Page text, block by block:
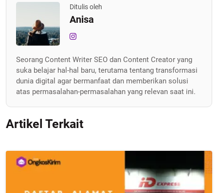
Ditulis oleh
Anisa
Seorang Content Writer SEO dan Content Creator yang
suka belajar hal-hal baru, terutama tentang transformasi
dunia digital agar bermanfaat dan memberikan solusi
atas permasalahan-permasalahan yang relevan saat ini.
Artikel Terkait